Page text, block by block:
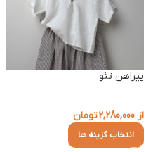
پیراهن تئو
از2,280,000تومان
انتخاب گزینه ها